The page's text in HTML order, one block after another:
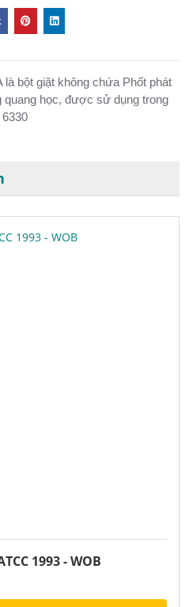
là bột giặt không chứa Phốt phát
quang học, được sử dụng trong
1993 - WOB